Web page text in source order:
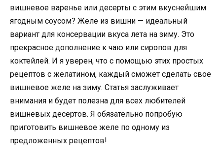
вишневое варенье или десерты с этим вкуснейшим
ягодным соусом? Желе из вишни — идеальный
вариант для консервации вкуса лета на зиму. Это
прекрасное дополнение к чаю или сиропов для
коктейлей. И я уверен, что с помощью этих простых
рецептов с желатином, каждый сможет сделать свое
вишневое желе на зиму. Статья заслуживает
внимания и будет полезна для всех любителей
вишневых десертов. Я обязательно попробую
приготовить вишневое желе по одному из
предложенных рецептов!